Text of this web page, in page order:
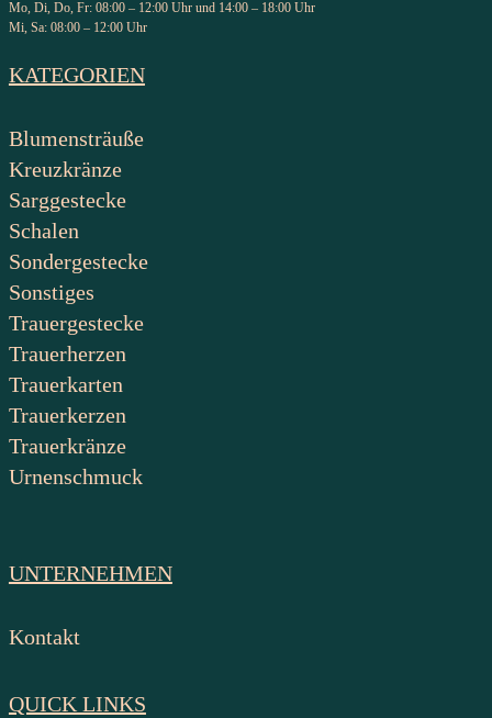
Mo, Di, Do, Fr: 08:00 – 12:00 Uhr und 14:00 – 18:00 Uhr
Mi, Sa: 08:00 – 12:00 Uhr
KATEGORIEN
Blumensträuße
Kreuzkränze
Sarggestecke
Schalen
Sondergestecke
Sonstiges
Trauergestecke
Trauerherzen
Trauerkarten
Trauerkerzen
Trauerkränze
Urnenschmuck
UNTERNEHMEN
Kontakt
QUICK LINKS